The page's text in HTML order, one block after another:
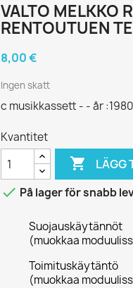
VALTO MELKKO
RENTOUTUEN
8,00 €
Ingen skatt
c musikkassett - - år
Kvantitet
 LÄGG
 På lager för snabb
Suojauskäytännöt
(muokkaa
Toimituskäytäntö
(muokkaa